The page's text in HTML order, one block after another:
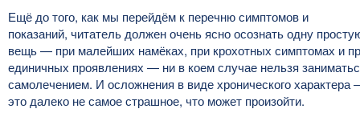
Ещё до того, как мы перейдём к перечню симптомов и
показаний, читатель должен очень ясно осознать одну
вещь — при малейших намёках, при крохотных симптомах и
единичных проявлениях — ни в коем случае нельзя
самолечением. И осложнения в виде хронического характера
это далеко не самое страшное, что может произойти.